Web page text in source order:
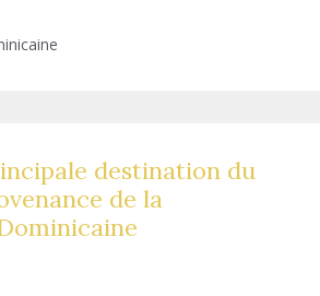
destination du
de la